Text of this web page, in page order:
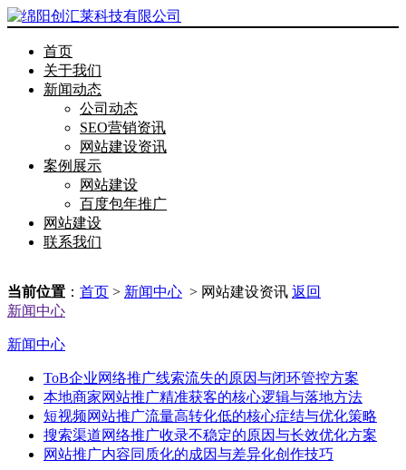
首页
关于我们
新闻动态
公司动态
SEO营销资讯
网站建设资讯
案例展示
网站建设
百度包年推广
网站建设
联系我们
当前位置 ： 首页 > 新闻中心 > 网站建设资讯 返回
新闻中心
新闻中心
ToB企业网络推广线索流失的原因与闭环管控方案
本地商家网站推广精准获客的核心逻辑与落地方法
短视频网站推广流量高转化低的核心症结与优化策略
搜索渠道网络推广收录不稳定的原因与长效优化方案
网站推广内容同质化的成因与差异化创作技巧